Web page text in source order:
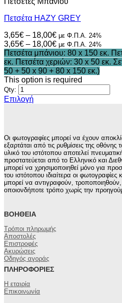
Πετσέτα HAZY GREY
3,65€ – 18,00€Price
range:
3,65€
through
18,00€
με Φ.Π.Α. 24%
3,65€ – 18,00€Price
range:
3,65€
through
18,00€
με Φ.Π.Α. 24%
Πετσέτα μπάνιου: 80 x 150 εκ.
εκ. Πετσέτα χεριών: 30 x 50 εκ.
50 + 50 x 90 + 80 x 150 εκ.)
This option is required
Qty:
Επιλογή
έχει
πολλαπλές
παραλλαγές.
Οι
επιλογές
μπορούν
να
σελίδα
προϊόντος
Οι φωτογραφίες μπορεί να έχουν
εξαρτάται από τις ρυθμίσεις της
υλικό του ιστότοπου αποτελεί
προστατεύεται από το Ελληνικό και
μπορεί να χρησιμοποιηθεί μόνο για
του ιστότοπου ιδιαίτερα οι
μπορεί να αντιγραφούν,
οποιονδήποτε τρόπο χωρίς την
ΒΟΉΘΕΙΑ
Τρόποι πληρωμής
Αποστολές
Επιστροφές
Ακυρώσεις
Οδηγός αγοράς
ΠΛΗΡΟΦΟΡΊΕΣ
Η εταιρία
Επικοινωνία